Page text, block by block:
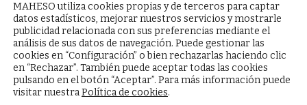
Aviso legal
Términos y condiciones generales
Política de cookies
© Copyright - Maheso 2025 - Web designed by
MAHESO utiliza cookies propias y de terceros para captar
datos estadísticos, mejorar nuestros servicios y mostrarle
publicidad relacionada con sus preferencias mediante el
análisis de sus datos de navegación. Puede gestionar las
cookies en “Configuración” o bien rechazarlas haciendo clic
en “Rechazar”. También puede aceptar todas las cookies
pulsando en el botón “Aceptar”. Para más información puede
visitar nuestraPolítica de cookies.